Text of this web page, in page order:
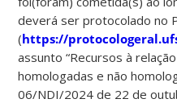
deverá ser protocolado no
(https://
assunto “Recursos à
homologadas e não
06/NDI/2024 de 22 de